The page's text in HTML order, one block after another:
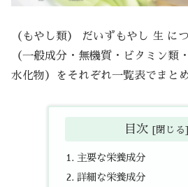
（もやし類） だいずもやし 生 に
（一般成分・無機質・ビタミン類
水化物）をそれぞれ一覧表でまと
目次
主要な栄養成分
詳細な栄養成分